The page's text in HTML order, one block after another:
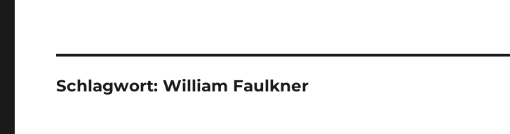
Schlagwort:William Faulkner